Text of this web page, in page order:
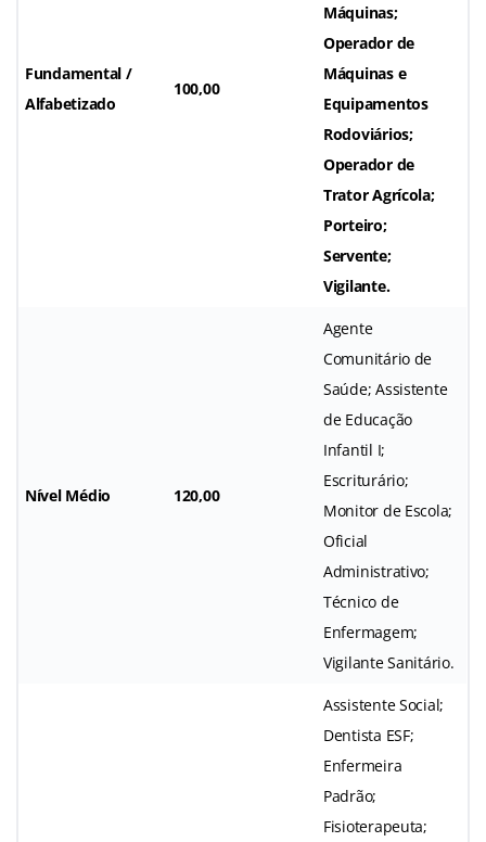
Fundamental /
Alfabetizado
100,00
Máquinas;
Operador de
Máquinas e
Equipamentos
Rodoviários;
Operador de
Trator Agrícola;
Porteiro;
Servente;
Vigilante.
Nível Médio 120,00
Agente
Comunitário de
Saúde; Assistente
de Educação
Infantil I;
Escriturário;
Monitor de Escola;
Oficial
Administrativo;
Técnico de
Enfermagem;
Vigilante Sanitário.
Assistente Social;
Dentista ESF;
Enfermeira
Padrão;
Fisioterapeuta;